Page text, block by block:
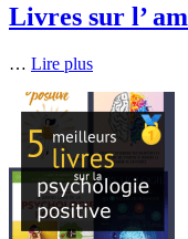
Livres sur l’
… Lire plus